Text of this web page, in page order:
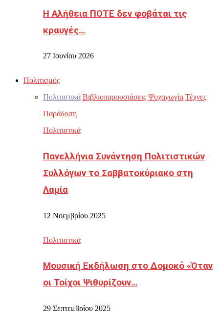
Η Αλήθεια ΠΟΤΕ δεν φοβάται τις
κραυγές…
27 Ιουνίου 2026
Πολιτισμός
Πολιτιστικά Βιβλιοπαρουσιάσεις Ψυχαγωγία Τέχνες
Παράδοση
Πολιτιστικά
Πανελλήνια Συνάντηση Πολιτιστικών
Συλλόγων το Σαββατοκύριακο στη
Λαμία
12 Νοεμβρίου 2025
Πολιτιστικά
Μουσική Εκδήλωση στο Δομοκό «Όταν
οι Τοίχοι Ψιθυρίζουν…
29 Σεπτεμβρίου 2025